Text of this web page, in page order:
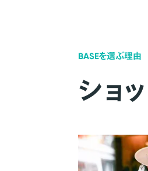
BASEを選ぶ理由
ショ